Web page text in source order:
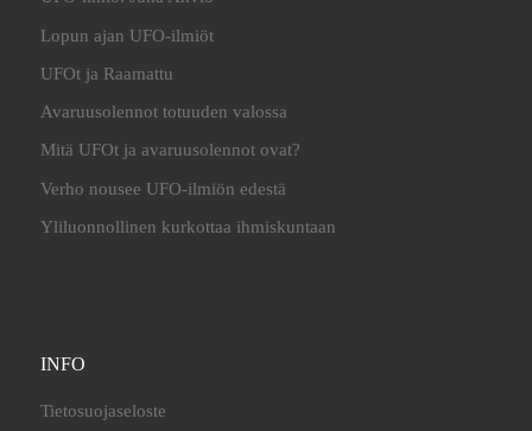
Lopun ajan UFO-ilmiöt
UFOt ja Raamattu
Avaruusolennot totuuden valossa
Mitä UFOt ja avaruusolennot ovat?
Verho nousee UFO-ilmiön edestä
Yliluonnollinen kurkottaa ihmiskuntaan
INFO
Tietosuojaseloste